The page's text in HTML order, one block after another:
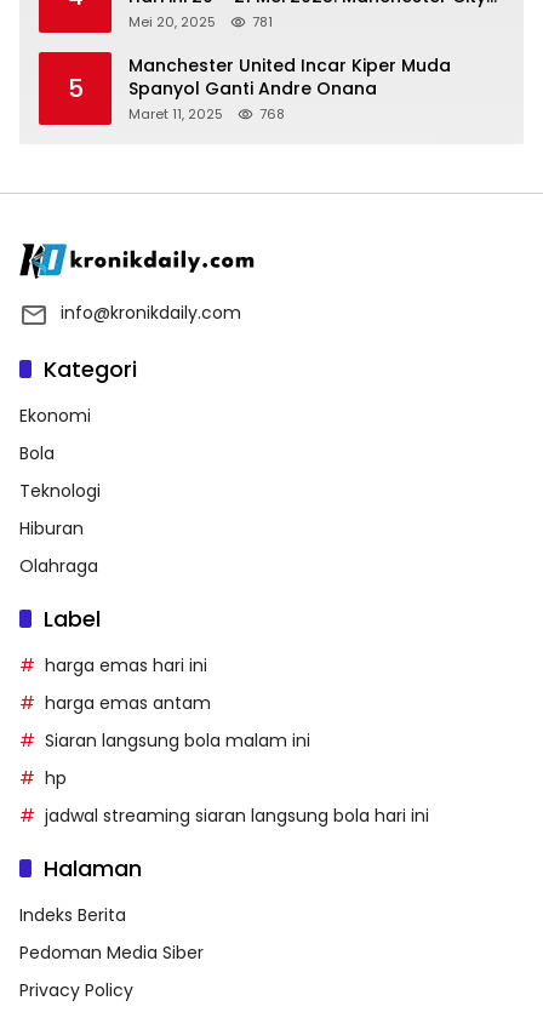
vs Bournemouth
Mei 20, 2025 781
5
Manchester United Incar Kiper Muda
Spanyol Ganti Andre Onana
Maret 11, 2025 768
info@kronikdaily.com
Kategori
Ekonomi
Bola
Teknologi
Hiburan
Olahraga
Label
harga emas hari ini
harga emas antam
Siaran langsung bola malam ini
hp
jadwal streaming siaran langsung bola hari ini
Halaman
Indeks Berita
Pedoman Media Siber
Privacy Policy